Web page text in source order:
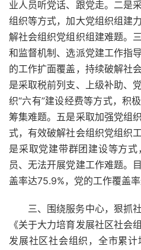
业人员听党话、跟党走。二是
组织等方式，加大党组织组建
解社会组织党组织组建难题。
和监督机制、选派党建工作指
的工作扩面覆盖，持续破解社
是采取税前列支、上级补助、
织“六有”建设经费等方式，积
筹集难题。五是采取加强党组
式，有效破解社会组织党组织
是采取党建带群团建设等方
员、无法开展党建工作难题。
盖率达75.9%，党的工作覆盖
三、围绕服务中心，狠抓
《关于大力培育发展社区社会
发展社区社会组织，全市累